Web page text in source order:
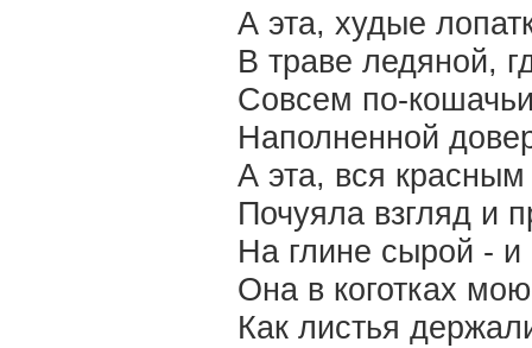
А эта, худые
В траве ледяной,
Совсем по-
Наполненной
А эта, вся
Почуяла взгляд и
На глине сырой -
Она в коготках
Как листья